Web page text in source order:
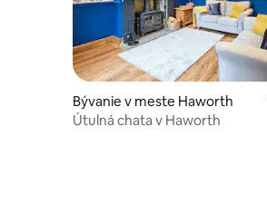
Bývanie v meste Haworth
Útulná chata v Haworth